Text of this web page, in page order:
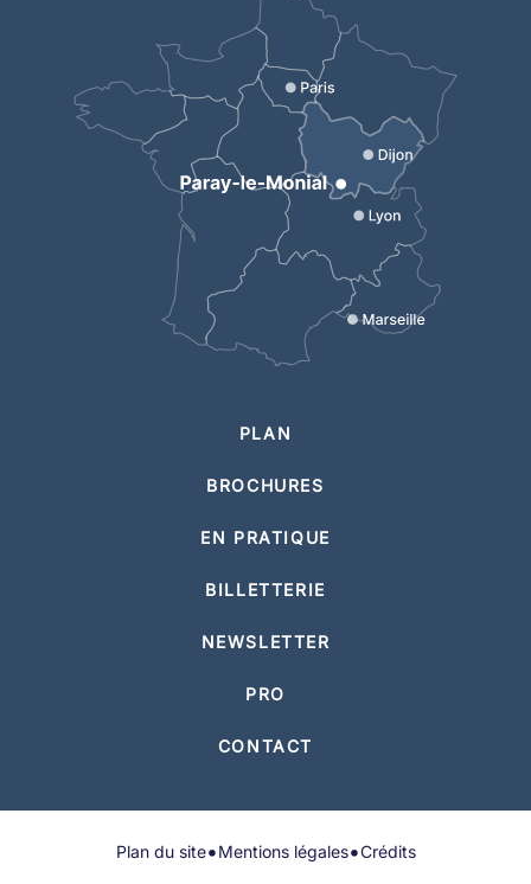
PLAN
BROCHURES
EN PRATIQUE
BILLETTERIE
NEWSLETTER
PRO
CONTACT
Plan du site•Mentions légales•Crédits